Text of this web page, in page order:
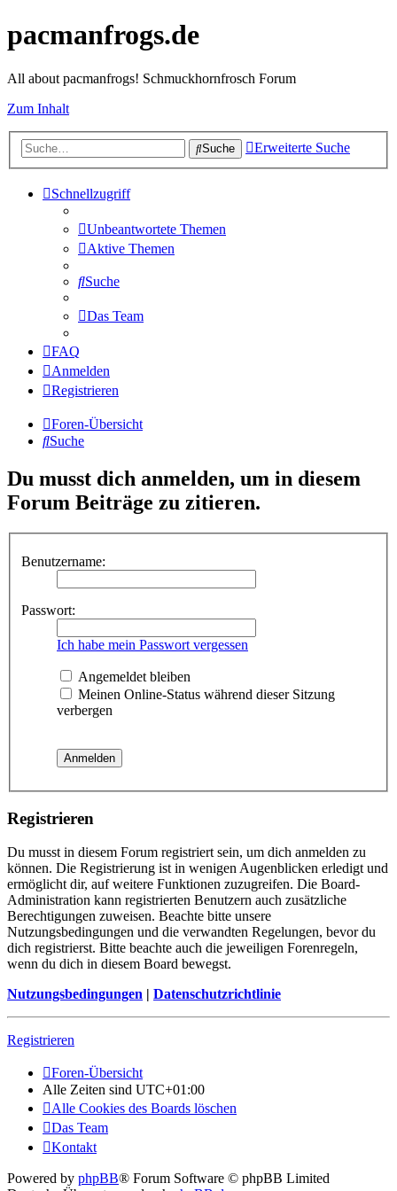
pacmanfrogs.de
All about pacmanfrogs! Schmuckhornfrosch Forum
Zum Inhalt
Suche Erweiterte Suche
Schnellzugriff
Unbeantwortete Themen
Aktive Themen
Suche
Das Team
FAQ
Anmelden
Registrieren
Foren-Übersicht
Suche
Du musst dich anmelden, um in diesem
Forum Beiträge zu zitieren.
Benutzername:
Passwort:
Ich habe mein Passwort vergessen
Angemeldet bleiben
Meinen Online-Status während dieser Sitzung
verbergen
Registrieren
Du musst in diesem Forum registriert sein, um dich anmelden zu
können. Die Registrierung ist in wenigen Augenblicken erledigt und
ermöglicht dir, auf weitere Funktionen zuzugreifen. Die Board-
Administration kann registrierten Benutzern auch zusätzliche
Berechtigungen zuweisen. Beachte bitte unsere
Nutzungsbedingungen und die verwandten Regelungen, bevor du
dich registrierst. Bitte beachte auch die jeweiligen Forenregeln,
wenn du dich in diesem Board bewegst.
Nutzungsbedingungen | Datenschutzrichtlinie
Registrieren
Foren-Übersicht
Alle Zeiten sind UTC+01:00
Alle Cookies des Boards löschen
Das Team
Kontakt
Powered by phpBB® Forum Software © phpBB Limited